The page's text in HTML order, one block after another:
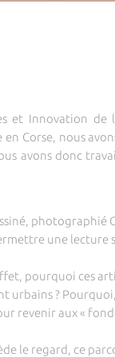
et Innovation
Corse, nous
avons donc
photographié
une lecture
pourquoi ces
urbains ?
revenir aux «
le regard, ce